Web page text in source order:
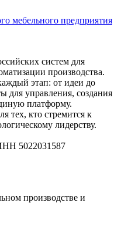
мебельного предприятия
систем для
производства.
этап: от идеи до
для управления, создания
платформу.
тех, кто стремится к
лидерству.
5022031587
производстве и